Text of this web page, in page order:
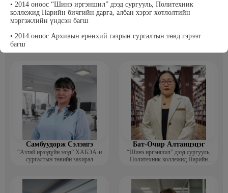
• 2014 оноос “Шинэ иргэншил” дээд сургууль, Политехник
коллежид Нарийн бичгийн дарга, албан хэрэг хөтлөлтийн
мэргэжлийн үндсэн багш
• 2014 оноос Архивын ерөнхий газрын сургалтын төвд гэрээт
багш
Ерөнхий Газрын Судалгаа, арга зүй, хяналтын хэлтэст -Архив,
албан хэрэг хөтлөлтийн улсын байцаагч, ахлах мэргэжилтэн
• 1982-2000 Монгол улсын үндэсний Төв архив -Манж хэлний
орчуулагч, архивч, эрдэм шинжилгээний ажилтан, судлаач,
тасгийн дарга,
- Захиргааны удирдлагын хэлтэс -Салбарын болон агентлагийн
мониторинг хяналт шинжилгээ үнэлгээ хариуцсан ахлах
мэргэжилтэн
Хүнс, Хөдөө Аж Ахуйн Төсөл,
Судалгааны платформ -Үүсгэн
байгуулагч
Компьютер график дизайнер
Самбуудорж Сэлэнгэ
“Азтай ирээдүйн эзэд” ХАБЭА-н
сургалтын төвийн захирал
Бат-Очир Алтанцэцэг
“Шинэ иргэншил” дээд сургууль,
Политехник коллежид Нарийн
багш